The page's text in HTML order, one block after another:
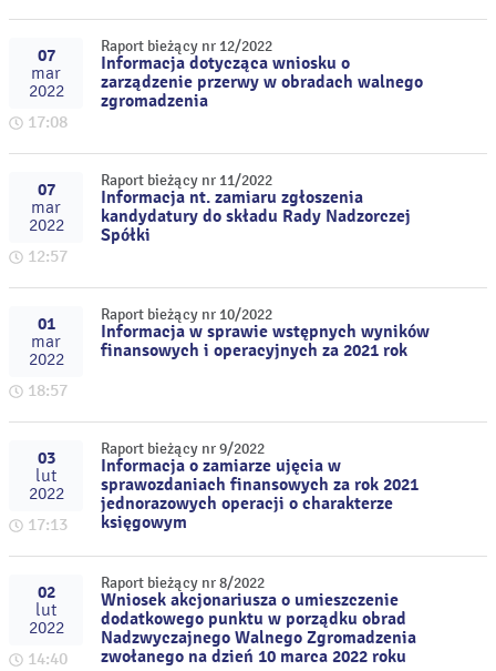
07
mar
2022
17:08
Raport bieżący nr 12/2022
Informacja dotycząca wniosku o
zarządzenie przerwy w obradach walnego
zgromadzenia
07
mar
2022
12:57
Raport bieżący nr 11/2022
Informacja nt. zamiaru zgłoszenia
kandydatury do składu Rady Nadzorczej
Spółki
01
mar
2022
18:57
Raport bieżący nr 10/2022
Informacja w sprawie wstępnych wyników
finansowych i operacyjnych za 2021 rok
03
lut
2022
17:13
Raport bieżący nr 9/2022
Informacja o zamiarze ujęcia w
sprawozdaniach finansowych za rok 2021
jednorazowych operacji o charakterze
księgowym
02
lut
2022
14:40
Raport bieżący nr 8/2022
Wniosek akcjonariusza o umieszczenie
dodatkowego punktu w porządku obrad
Nadzwyczajnego Walnego Zgromadzenia
zwołanego na dzień 10 marca 2022 roku